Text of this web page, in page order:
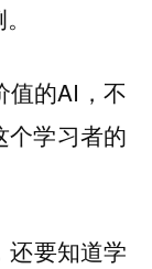
值的AI，不
个学习者的
还要知道学